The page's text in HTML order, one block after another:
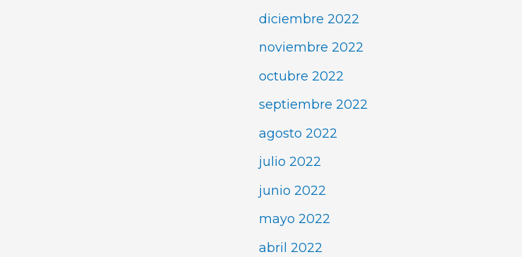
diciembre 2022
noviembre 2022
octubre 2022
septiembre 2022
agosto 2022
julio 2022
junio 2022
mayo 2022
abril 2022